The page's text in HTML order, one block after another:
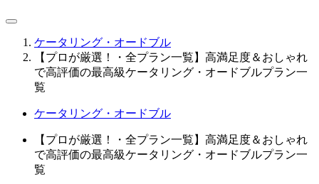
ケータリング・オードブル
【プロが厳選！・全プラン一覧】高満足度＆おしゃれ
で高評価の最高級ケータリング・オードブルプラン一
覧
ケータリング・オードブル
【プロが厳選！・全プラン一覧】高満足度＆おしゃれ
で高評価の最高級ケータリング・オードブルプラン一
覧